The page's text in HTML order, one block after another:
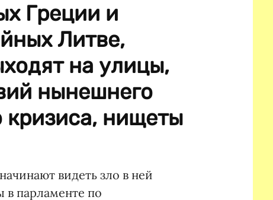
Греции и
Литве,
на улицы,
нынешнего
нищеты
видеть зло в ней
парламенте по